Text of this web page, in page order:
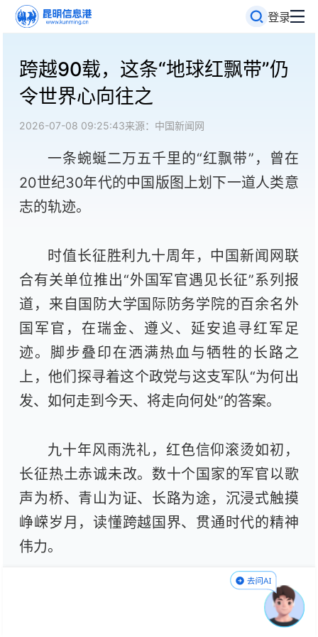
登录
跨越90载，这条“地球红飘带”仍
令世界心向往之
2026-07-08 09:25:43来源：中国新闻网
一条蜿蜒二万五千里的“红飘带”，曾在
20世纪30年代的中国版图上划下一道人类意
志的轨迹。
时值长征胜利九十周年，中国新闻网联
合有关单位推出“外国军官遇见长征”系列报
道，来自国防大学国际防务学院的百余名外
国军官，在瑞金、遵义、延安追寻红军足
迹。脚步叠印在洒满热血与牺牲的长路之
上，他们探寻着这个政党与这支军队“为何出
发、如何走到今天、将走向何处”的答案。
九十年风雨洗礼，红色信仰滚烫如初，
长征热土赤诚未改。数十个国家的军官以歌
声为桥、青山为证、长路为途，沉浸式触摸
峥嵘岁月，读懂跨越国界、贯通时代的精神
伟力。